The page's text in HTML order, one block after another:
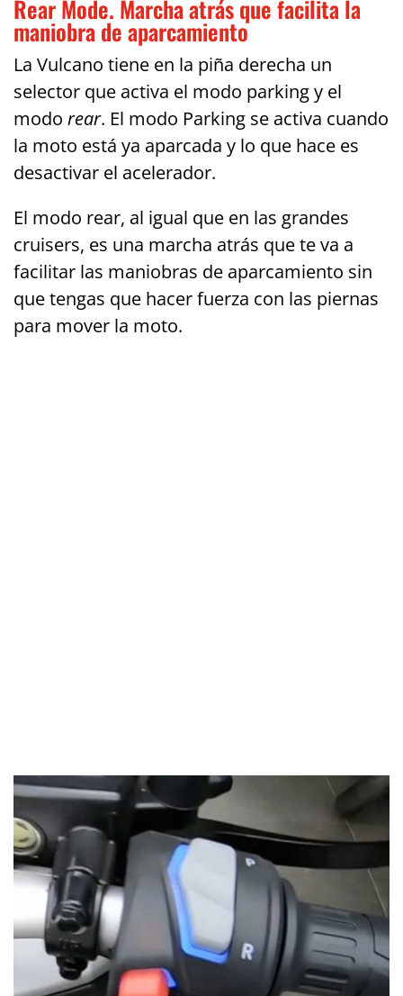
Rear Mode. Marcha atrás que facilita la
maniobra de aparcamiento
La Vulcano tiene en la piña derecha un
selector que activa el modo parking y el
modo rear. El modo Parking se activa cuando
la moto está ya aparcada y lo que hace es
desactivar el acelerador.
El modo rear, al igual que en las grandes
cruisers, es una marcha atrás que te va a
facilitar las maniobras de aparcamiento sin
que tengas que hacer fuerza con las piernas
para mover la moto.